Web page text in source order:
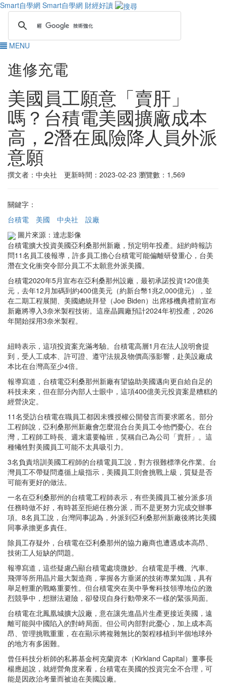
Smart自學網 Smart自學網 財經好讀
MENU
進修充電
美國員工願意「賣肝」
嗎？台積電美國擴廠成本
高，2潛在風險降人員外派
意願
撰文者：中央社 更新時間：2023-02-23 瀏覽數：1,569
關鍵字：
台積電
美國 中央社
設廠
圖片來源：達志影像
台積電擴大投資美國亞利桑那州新廠，預定明年投產。紐約時報訪
問11名員工後報導，許多員工擔心台積電可能偏離研發重心，台美
潛在文化衝突令部分員工不太願意外派美國。
台積電2020年5月宣布在亞利桑那州設廠，最初承諾投資120億美
元，去年12月加碼到約400億美元（約新台幣1兆2,000億元），並
在二期工程展開、美國總統拜登（Joe Biden）出席移機典禮前宣布
新廠將導入3奈米製程技術。這座晶圓廠預計2024年初投產，2026
年開始採用3奈米製程。
紐時表示，這項投資案充滿考驗。台積電高層1月在法人說明會提
到，受人工成本、許可證、遵守法規及物價高漲影響，赴美設廠成
本比在台灣高至少4倍。
報導寫道，台積電亞利桑那州新廠有望協助美國邁向更自給自足的
科技未來，但在部分內部人士眼中，這項400億美元投資案是糟糕的
經營決定。
11名受訪台積電在職員工都因未獲授權公開發言而要求匿名。部分
工程師說，亞利桑那州新廠會怎麼混合台美員工令他們憂心。在台
灣，工程師工時長、週末還要輪班，笑稱自己為公司「賣肝」。這
種犧牲對美國員工可能不太具吸引力。
3名負責培訓美國工程師的台積電員工說，對方很難標準化作業。台
灣員工不帶疑問遵循上級指示，美國員工則會挑戰上級，質疑是否
可能有更好的做法。
一名在亞利桑那州的台積電工程師表示，有些美國員工被分派多項
任務時做不好，有時甚至拒絕任務分派，而不是更努力完成交辦事
項。8名員工說，台灣同事認為，外派到亞利桑那州新廠後將比美國
同事承擔更多責任。
除員工存疑外，台積電在亞利桑那州的協力廠商也遭遇成本高昂、
技術工人短缺的問題。
報導寫道，這些疑慮凸顯台積電處境微妙。台積電是手機、汽車、
飛彈等所用晶片最大製造商，掌握各方垂涎的技術專業知識，具有
舉足輕重的戰略重要性。但台積電夾在美中爭奪科技領導地位的激
烈競爭中，想辦法避險，卻發現自身行動帶來不一樣的緊張局面。
台積電在北鳳凰城擴大設廠，意在讓先進晶片生產更接近美國，遠
離可能與中國陷入的對峙局面。但公司內部對此憂心，加上成本高
昂、管理挑戰重重，在在顯示將複雜無比的製程移植到半個地球外
的地方有多困難。
曾任科技分析師的私募基金柯克蘭資本（Kirkland Capital）董事長
楊應超說，就經營角度來看，台積電在美國的投資完全不合理，可
能是因政治考量而被迫在美國設廠。